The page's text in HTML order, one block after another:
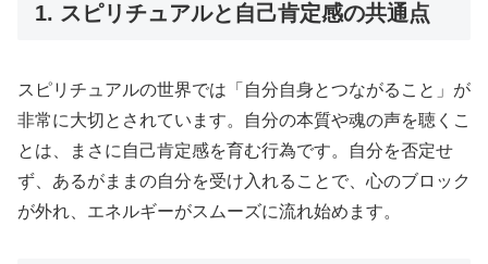
1. スピリチュアルと自己肯定感の共通点
スピリチュアルの世界では「自分自身とつながること」が
非常に大切とされています。自分の本質や魂の声を聴くこ
とは、まさに自己肯定感を育む行為です。自分を否定せ
ず、あるがままの自分を受け入れることで、心のブロック
が外れ、エネルギーがスムーズに流れ始めます。